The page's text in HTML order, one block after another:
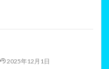
2025年12月1日